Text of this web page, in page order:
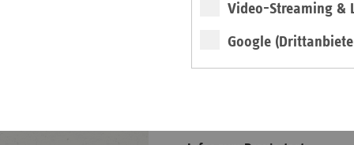
Video-Streaming &
Google
Landesrahmenvereinbarung:
der diesjährigen